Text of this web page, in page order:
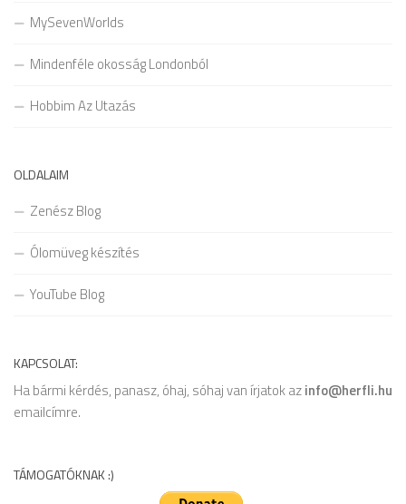
MySevenWorlds
Mindenféle okosság Londonból
Hobbim Az Utazás
OLDALAIM
Zenész Blog
Ólomüveg készítés
YouTube Blog
KAPCSOLAT:
Ha bármi kérdés, panasz, óhaj, sóhaj van írjatok azinfo@herfli.hu
emailcímre.
TÁMOGATÓKNAK :)